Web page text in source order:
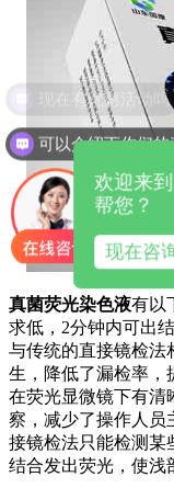
真菌荧光染色液有以
求低，2分钟内可出
与传统的直接镜检法
生，降低了漏检率，
在荧光显微镜下有清
察，减少了操作人
接镜检法只能检测某
结合发出荧光，使浅
现在有优惠活动吗
欢迎来
帮您？
现在咨